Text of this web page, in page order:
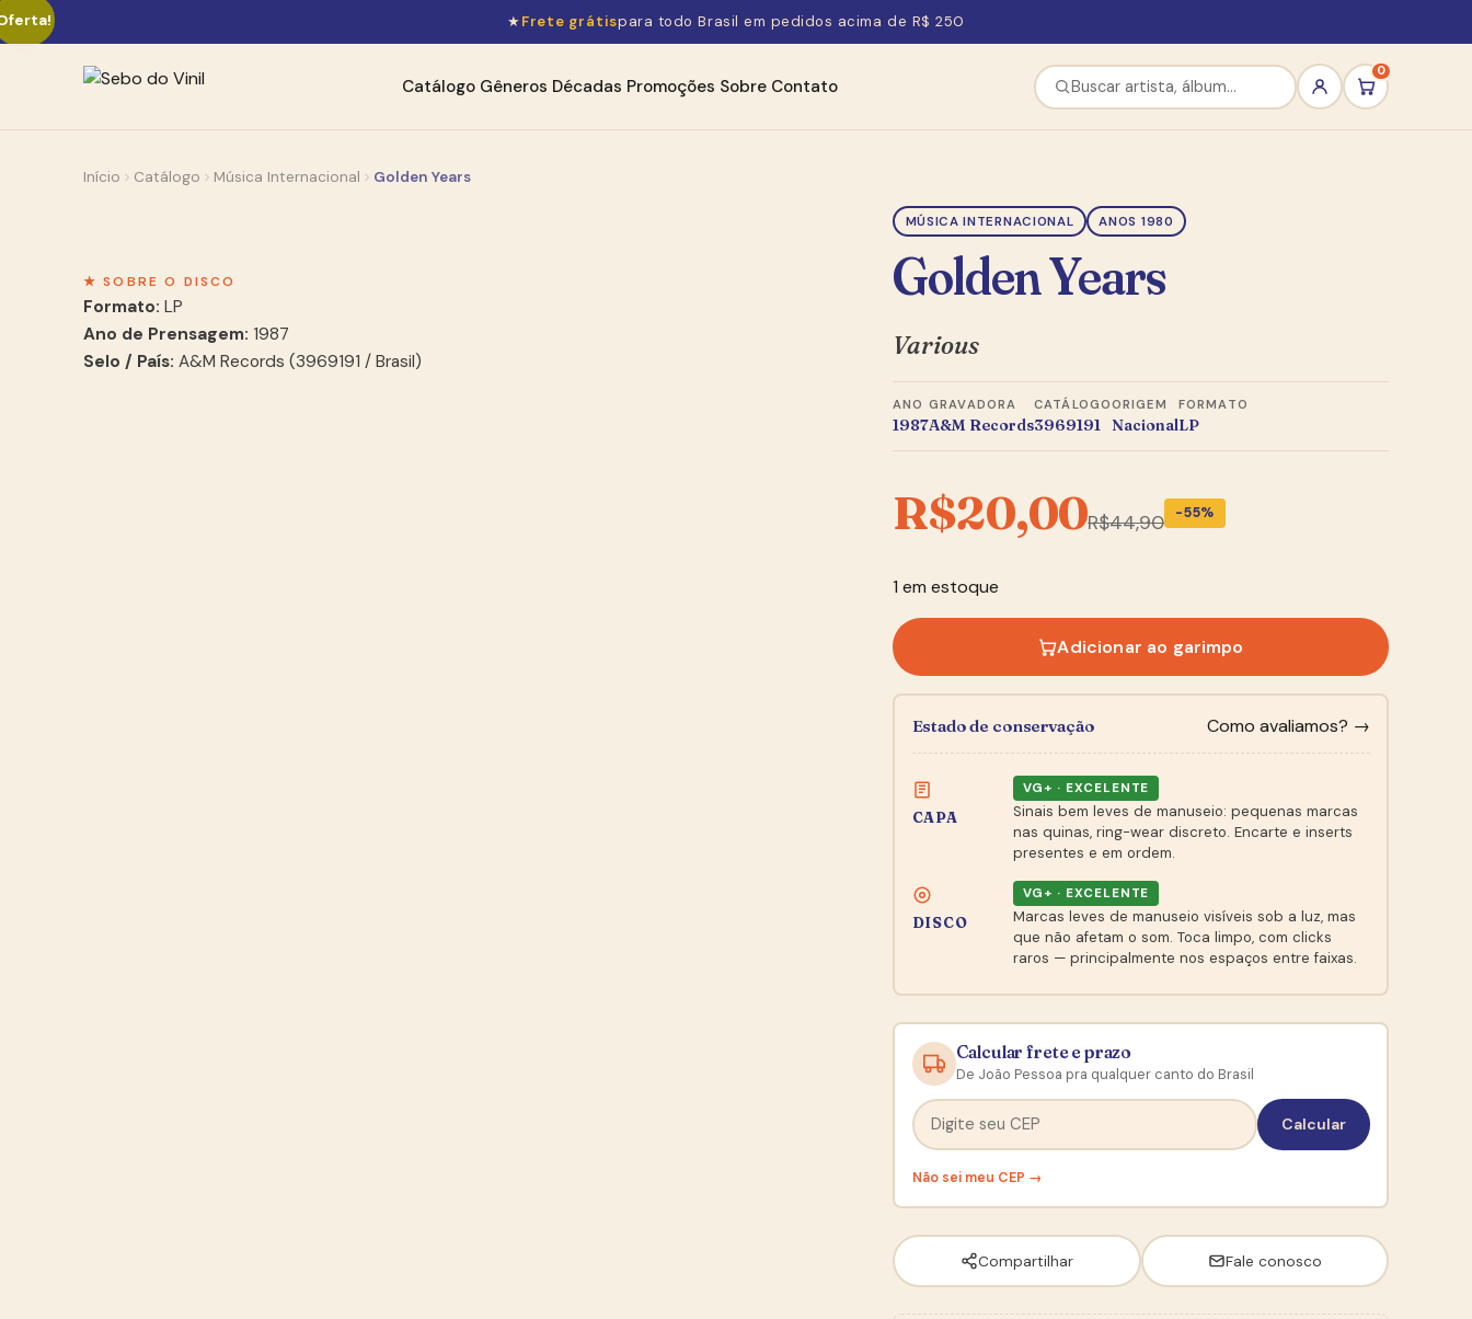
★Frete grátispara todo Brasil em pedidos acima de R$ 250
Catálogo Gêneros Décadas Promoções Sobre Contato
0
Início Catálogo Música Internacional Golden Years
★ SOBRE O DISCO
Formato: LP
Ano de Prensagem: 1987
Selo / País: A&M Records (3969191 / Brasil)
MÚSICA INTERNACIONAL ANOS 1980
Golden Years
Various
ANO
1987
GRAVADORA
A&M Records
CATÁLOGO
3969191
ORIGEM
Nacional
FORMATO
LP
R$20,00R$44,90 -55%
1 em estoque
Adicionar ao garimpo
Estado de conservação Como avaliamos? →
CAPA
VG+ · EXCELENTE
Sinais bem leves de manuseio: pequenas marcas
nas quinas, ring-wear discreto. Encarte e inserts
presentes e em ordem.
DISCO
VG+ · EXCELENTE
Marcas leves de manuseio visíveis sob a luz, mas
que não afetam o som. Toca limpo, com clicks
raros — principalmente nos espaços entre faixas.
Calcular frete e prazo
De João Pessoa pra qualquer canto do Brasil
Calcular
Não sei meu CEP →
Compartilhar Fale conosco